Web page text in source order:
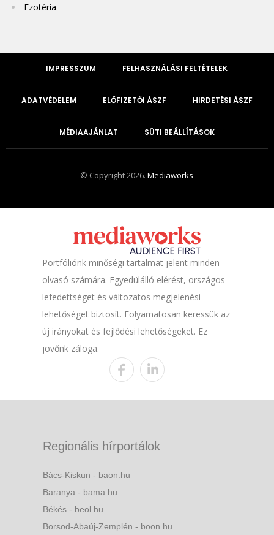
Ezotéria
IMPRESSZUM FELHASZNÁLÁSI FELTÉTELEK
ADATVÉDELEM ELŐFIZETŐI ÁSZF HIRDETÉSI ÁSZF
MÉDIAAJÁNLAT SÜTI BEÁLLÍTÁSOK
© Copyright 2026.Mediaworks
Portfóliónk minőségi tartalmat jelent minden
olvasó számára. Egyedülálló elérést, országos
lefedettséget és változatos megjelenési
lehetőséget biztosít. Folyamatosan keressük az
új irányokat és fejlődési lehetőségeket. Ez
jövőnk záloga.
Regionális hírportálok
Bács-Kiskun - baon.hu
Baranya - bama.hu
Békés - beol.hu
Borsod-Abaúj-Zemplén - boon.hu